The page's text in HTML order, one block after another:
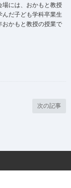
場には、おかもと教授
だ子ども学科卒業生
おかもと教授の授業で
次の記事